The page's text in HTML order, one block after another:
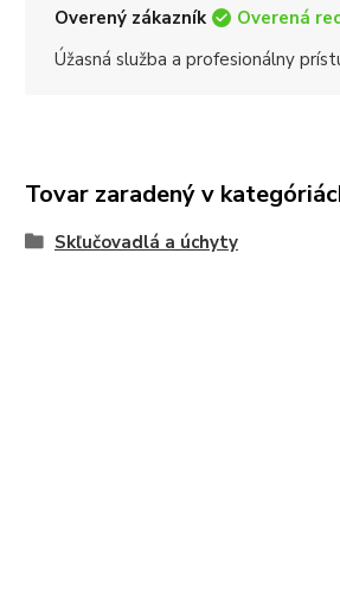
Overený zákazník Overená
Úžasná služba a profesionálny
Tovar zaradený v
Skľučovadlá a úchyty